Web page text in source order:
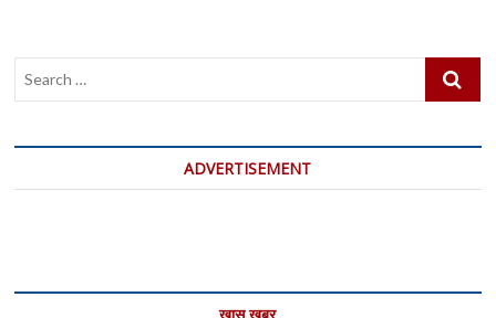
Search
ADVERTISEMENT
खास खबर